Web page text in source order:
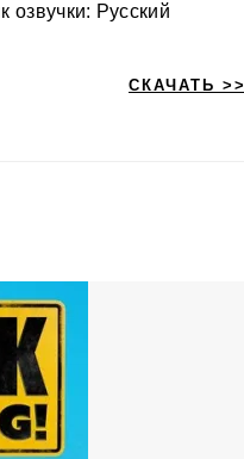
озвучки: Русский
СКАЧАТЬ >>